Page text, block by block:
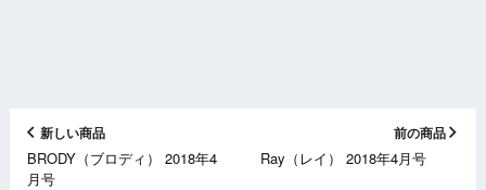
新しい商品
BRODY（ブロディ） 2018年4
月号
前の商品
Ray（レイ） 2018年4月号